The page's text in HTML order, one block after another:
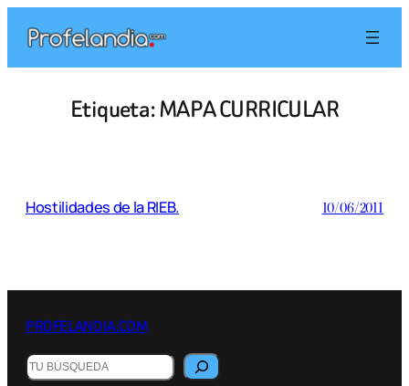
contenido
Etiqueta:MAPA CURRICULAR
Hostilidades de la RIEB. 10/06/2011
PROFELANDIA.COM
Buscar